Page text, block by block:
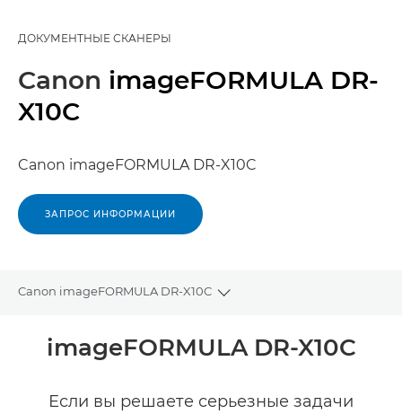
ДОКУМЕНТНЫЕ СКАНЕРЫ
Canon imageFORMULA DR-
X10C
Canon imageFORMULA DR-X10C
ЗАПРОС ИНФОРМАЦИИ
Canon imageFORMULA DR-X10C
Toggle breadcrumbs
Общая информация
imageFORMULA DR-X10C
Если вы решаете серьезные задачи